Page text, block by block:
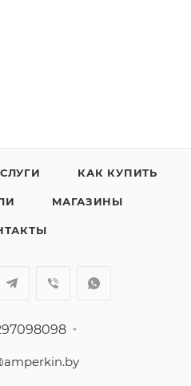
КАК КУПИТЬ
МАГАЗИНЫ